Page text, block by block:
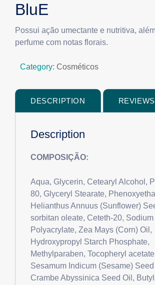
BluE
Possui ação umectante e nutritiva,
perfume com notas florais.
Category: Cosméticos
DESCRIPTION
Description
COMPOSIÇÃO:
Aqua, Glycerin, Cetearyl Alcohol,
80, Glyceryl Stearate,
Helianthus Annuus (Sunflower)
sorbitan oleate, Ceteth-20, Sodium
Polyacrylate, Zea Mays (Corn) Oil,
Hydroxypropyl Starch Phosphate,
Methylparaben, Tocopheryl
Sesamum Indicum (Sesame)
Crambe Abyssinica Seed Oil,